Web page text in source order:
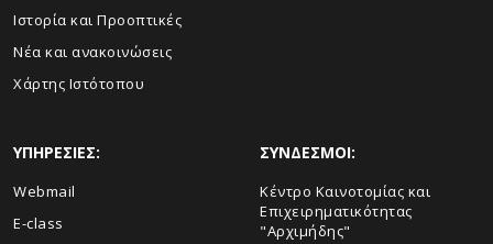
Ιστορία και Προοπτικές
Νέα και ανακοινώσεις
Χάρτης Ιστότοπου
ΥΠΗΡΕΣΙΕΣ:
Webmail
E-class
ΣΥΝΔΕΣΜΟΙ:
Κέντρο Καινοτομίας και
Επιχειρηματικότητας
"Αρχιμήδης"